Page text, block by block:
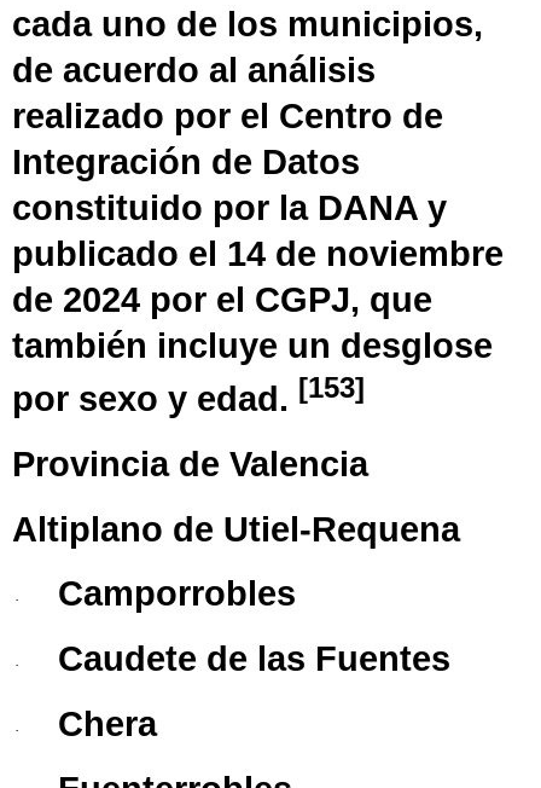
cada uno de los municipios,
de acuerdo al análisis
realizado por el Centro de
Integración de Datos
constituido por la DANA y
publicado el 14 de noviembre
de 2024 por el CGPJ, que
también incluye un desglose
por sexo y edad. [153]
Provincia de Valencia
Altiplano de Utiel-Requena
· Camporrobles
· Caudete de las Fuentes
· Chera